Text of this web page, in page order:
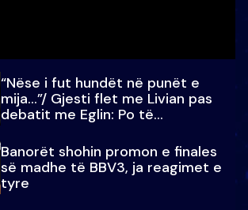
“Nëse i fut hundët në punët e
mija…”/ Gjesti flet me Livian pas
debatit me Eglin: Po të
Banorët shohin promon e finales
së madhe të BBV3, ja reagimet e
tyre